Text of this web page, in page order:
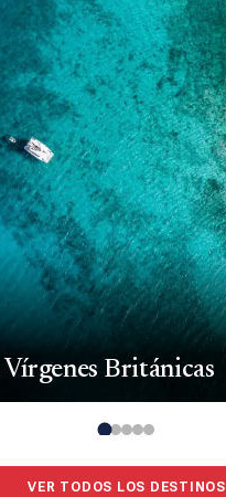
Vírgenes Británicas
VER TODOS LOS DESTINOS